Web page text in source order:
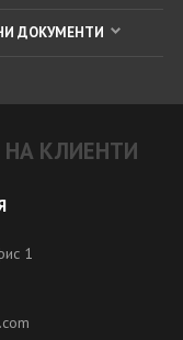
ДОКУМЕНТИ
КЛИЕНТИ
1